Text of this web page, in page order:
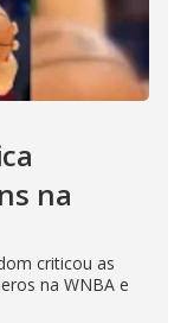
na
criticou as
na WNBA e